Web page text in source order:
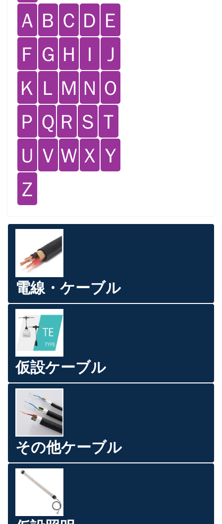
Ａ Ｂ Ｃ Ｄ Ｅ
Ｆ Ｇ Ｈ Ｉ Ｊ
Ｋ Ｌ Ｍ Ｎ Ｏ
Ｐ Ｑ Ｒ Ｓ Ｔ
Ｕ Ｖ Ｗ Ｘ Ｙ
Ｚ
電線・ケーブル
仮設ケーブル
その他ケーブル